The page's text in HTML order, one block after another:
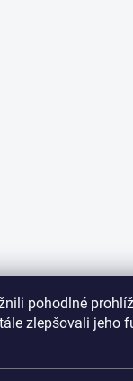
pohodlné
zlepšovali jeho